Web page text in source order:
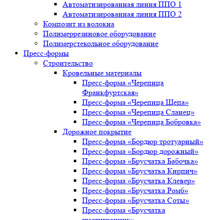
Автоматизированная линия ППО 1
Автоматизированная линия ППО 2
Композит из волокна
Полимеррезиновое оборудование
Полимерстекольное оборудование
Пресс-формы
Строительство
Кровельные материалы
Пресс-форма «Черепица
Франкфуртская»
Пресс-форма «Черепица Щепа»
Пресс-форма «Черепица Сланец»
Пресс-форма «Черепица Бобровка»
Дорожное покрытие
Пресс-форма «Бордюр тротуарный»
Пресс-форма «Бордюр дорожный»
Пресс-форма «Брусчатка Бабочка»
Пресс-форма «Брусчатка Кирпич»
Пресс-форма «Брусчатка Клевер»
Пресс-форма «Брусчатка Ромб»
Пресс-форма «Брусчатка Соты»
Пресс-форма «Брусчатка